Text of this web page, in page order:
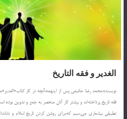
الغدير و فقه التاريخ
نويسنده:محمد رضا حكيمى پس از اينهمه،آنچه در كار
فقه تاريخ پرداخته‌اند و بيشتر كار آنان منحصر به جمع و تدوين بوده
تطبيقى بيشمارى مى‌رسيم كه،براى روشن كردن تاريخ اسلام و